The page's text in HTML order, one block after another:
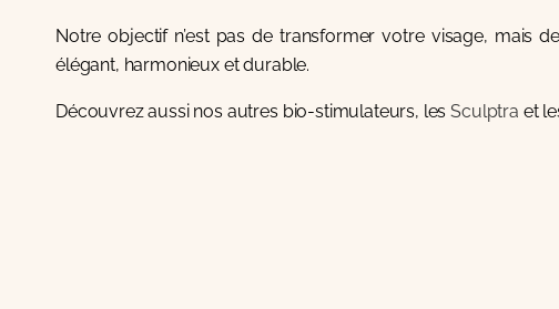
Notre objectif n’est pas de transformer votre visage, mais
élégant, harmonieux et durable.
Découvrez aussi nos autres bio-stimulateurs, lesSculptra et